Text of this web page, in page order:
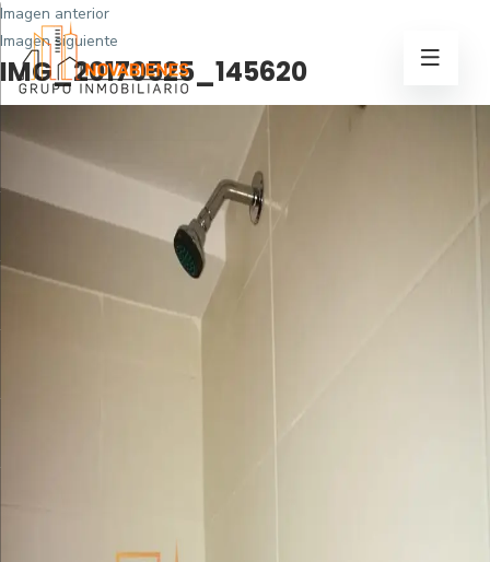
Imagen anterior
Imagen siguiente
IMG_20170525_145620